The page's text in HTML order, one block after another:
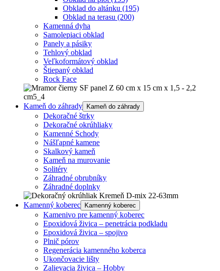
Obklad do altánku (195)
Obklad na terasu (200)
Kamenná dyha
Samolepiaci obklad
Panely a pásiky
Tehlový obklad
Veľkoformátový obklad
Štiepaný obklad
Rock Face
Kameň do záhrady Kameň do záhrady
Dekoračné štrky
Dekoračné okrúhliaky
Kamenné Schody
Nášľapné kamene
Skalkový kameň
Kameň na murovanie
Solitéry
Záhradné obrubníky
Záhradné doplnky
Kamenný koberec Kamenný koberec
Kamenivo pre kamenný koberec
Epoxidová živica – penetrácia podkladu
Epoxidová živica – spojivo
Plnič pórov
Regenerácia kamenného koberca
Ukončovacie lišty
Zalievacia živica – Hobby